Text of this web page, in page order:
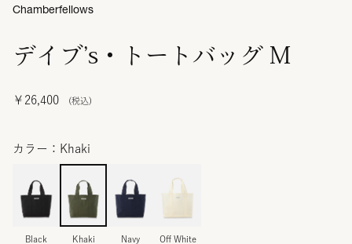
デイブ’s・トートバッグ M
￥26,400
Chamberfellows
カラー：Khaki
Black Khaki Navy Off White